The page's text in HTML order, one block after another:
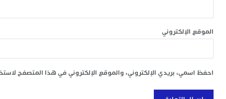
الموقع الإلكتروني
احفظ اسمي، بريدي الإلكتروني، والموقع الإلكتروني في هذا المتصفح